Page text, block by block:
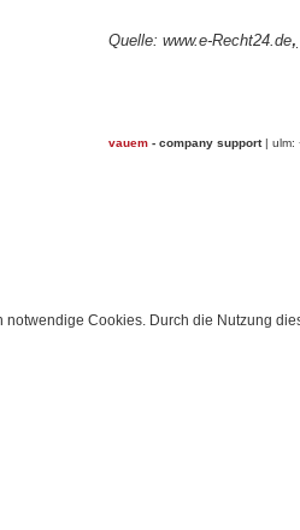
Quelle: www.e-Recht24.de,
vauem - company support| ulm:
notwendige Cookies. Durch die Nutzung